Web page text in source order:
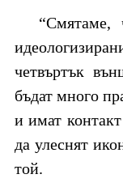
“Смятаме,
четвъртък
бъдат много
и имат
да улеснят
той.